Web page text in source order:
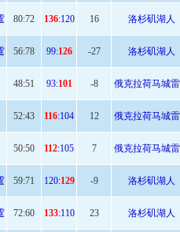
80:72 136:120 16 洛杉矶湖人
56:78 99:126 -27 洛杉矶湖人
48:51 93:101 -8 俄克拉荷马城
52:43 116:104 12 俄克拉荷马城
50:50 112:105 7 俄克拉荷马城
59:71 120:129 -9 洛杉矶湖人
72:60 133:110 23 洛杉矶湖人